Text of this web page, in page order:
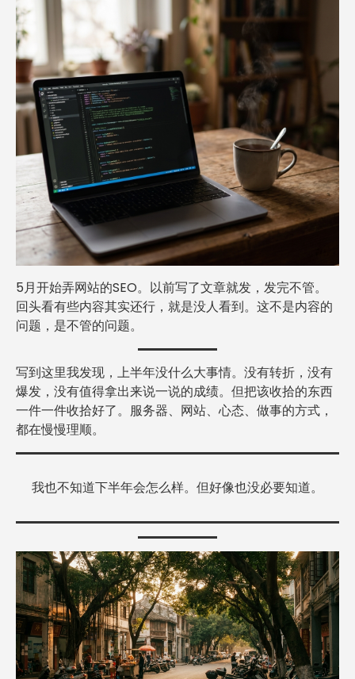
5月开始弄网站的SEO。以前写了文章就发，发完不管。
回头看有些内容其实还行，就是没人看到。这不是内容的
问题，是不管的问题。
写到这里我发现，上半年没什么大事情。没有转折，没有
爆发，没有值得拿出来说一说的成绩。但把该收拾的东西
一件一件收拾好了。服务器、网站、心态、做事的方式，
都在慢慢理顺。
我也不知道下半年会怎么样。但好像也没必要知道。